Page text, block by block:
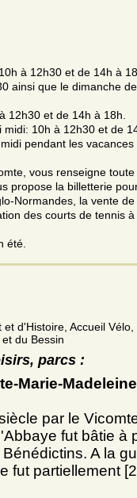
à 12h30 et de 14h à
ainsi que le dimanche
12h30 et de 14h à 18h.
10h à 12h30 et de
pendant les vacances
vous renseigne
propose la billetterie
Normandes, la vente
des courts de tennis à
été.
d'Histoire, Accueil Vélo,
du Bessin
parcs :
Marie-Madeleine
par le
fut bâtie à
A la
fut partiellement [2